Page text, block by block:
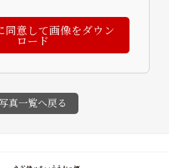
いずれかのクレジットを記
：
光協会」「写真提供：山代
など。
について】
品性が依存する商品の製
：カレンダー等）
の使用、画像への直リンク
発生した損害について、当
同意して画像をダウン
ロード
真一覧へ戻る